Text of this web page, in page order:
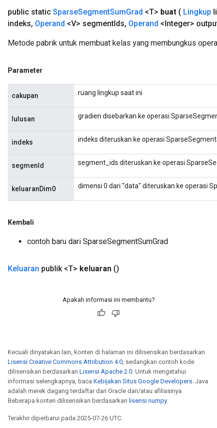
public static SparseSegmentSumGrad <T> buat ( Lingkup
indeks, Operand <V> segmentIds, Operand <Integer>
Metode pabrik untuk membuat kelas yang membungkus
Parameter
cakupan ruang lingkup saat ini
lulusan gradien disebarkan ke operasi
indeks indeks diteruskan ke operasi
segmenId segment_ids diteruskan ke operasi
keluaranDim0 dimensi 0 dari "data" diteruskan ke operasi
Kembali
contoh baru dari SparseSegmentSumGrad
Keluaran publik <T> keluaran ()
Apakah informasi ini membantu?
Kecuali dinyatakan lain, konten di halaman ini dilisensikan berdasarkan
Lisensi Creative Commons Attribution 4.0, sedangkan contoh kode
dilisensikan berdasarkan Lisensi Apache 2.0. Untuk mengetahui
informasi selengkapnya, baca Kebijakan Situs Google Developers. Java
adalah merek dagang terdaftar dari Oracle dan/atau afiliasinya.
Beberapa konten dilisensikan berdasarkan lisensi numpy.
Terakhir diperbarui pada 2025-07-26 UTC.